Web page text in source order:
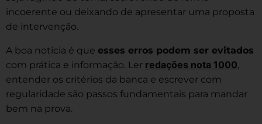
incoerente ou deixando de apresentar uma proposta
de intervenção.
A boa notícia é que esses erros podem ser evitados
com prática e informação. Ler redações nota 1000,
entender os critérios da banca e escrever com
regularidade são passos fundamentais para mandar
bem na prova.